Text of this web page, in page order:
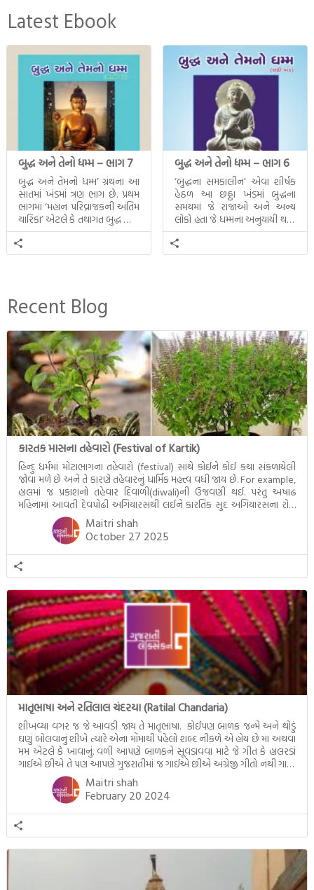
Latest Ebook
બુદ્ધ અને તેનો ધમ્મ – ભાગ 7
બુદ્ધ અને તેમનો ધમ્મ’ ગ્રંથના આ
સાતમાં ખંડમાં ત્રણ ભાગ છે. પ્રથમ
ભાગમાં ‘મહાન પરિવ્રાજકની અંતિમ
ચારિકા’ એટલે કે તથાગત બુદ્ધ સાથે
સતત પરિભ્રમણ કરતા સહચારીઓ
સાથે ફરી એકવારની
મુલાકાત, બીજા ભાગમાં તથાગતે
ઉત્તરાધિકારી તરીકે સ્થાપે છે તે
દૃશ્યો અંકિત થયાં છે. ટૂંકમાં બુદ્ધનાં
જીવનના અંતિમ દિવસોની યાત્રાનો
પરિપાક જોવા મળે […]
બુદ્ધ અને તેનો ધમ્મ – ભાગ 6
‘બુદ્ધના સમકાલીન’ એવા શીર્ષક
હેઠળ આ છઠ્ઠા ખંડમાં બુદ્ધના
સમયમાં જે રાજાઓ અને અન્ય
લોકો હતા જે ધમ્મના અનુયાયી થયા.
તેમનો અને બુદ્ધ વચ્ચે થયેલો
સત્સંગ વીશે જાણકારી મળે છે.
Recent Blog
કારતક માસના તહેવારો (Festival of Kartik)
હિન્દુ ધર્મમાં મોટાભાગના તહેવારો (festival) સાથે કોઈને કોઈ કથા સંકળાયેલી
જોવા મળે છે અને તે કારણે તહેવારનું ધાર્મિક મહત્ત્વ વધી જાય છે. For example,
હાલમાં જ પ્રકાશનો તહેવાર દિવાળી(diwali)ની ઉજવણી થઈ. પરંતુ અષાઢ
મહિનામાં આવતી દેવપોઢી અગિયારસથી લઈને કારતિક સુદ અગિયારસના રોજ
આવતી દેવ ઊઠી અગિયારસ વચ્ચે મોટેભાગે યજ્ઞોપવીત સંસ્કાર, લગ્ન,
દીક્ષાગ્રહણ, યજ્ઞ, ગૃહપ્રવેશ જેવા […]
Maitri shah
October 27 2025
માતૃભાષા અને રતિલાલ ચંદરયા (Ratilal Chandaria)
શીખવ્યા વગર જ જે આવડી જાય તે માતૃભાષા. કોઈપણ બાળક જન્મે અને થોડું
ઘણું બોલવાનું શીખે ત્યારે એના મોંમાથી પહેલો શબ્દ નીકળે એ હોય છે મા અથવા
મમ એટલે કે ખાવાનું. વળી આપણે બાળકને સૂવડાવવા માટે જે ગીત કે હાલરડાં
ગાઈએ છીએ તે પણ આપણે ગુજરાતીમાં જ ગાઈએ છીએ અંગ્રેજી ગીતો નથી ગાતા.
આમ બાળકને […]
Maitri shah
February 20 2024